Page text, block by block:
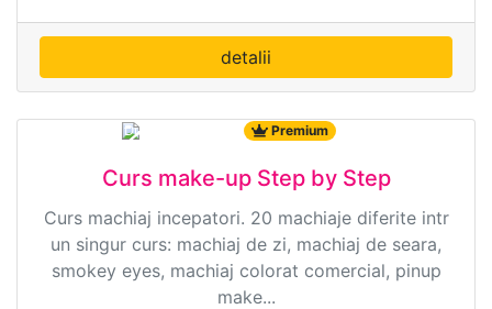
detalii
Durata: 20:00:00 Premium
Curs make-up Step by Step
Curs machiaj incepatori. 20 machiaje diferite intr
un singur curs: machiaj de zi, machiaj de seara,
smokey eyes, machiaj colorat comercial, pinup
make...